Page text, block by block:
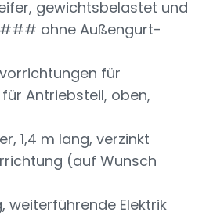
gewichtsbelastet und
ohne Außengurt-
für
Antriebsteil, oben,
1,4 m lang, verzinkt
(auf Wunsch
weiterführende Elektrik